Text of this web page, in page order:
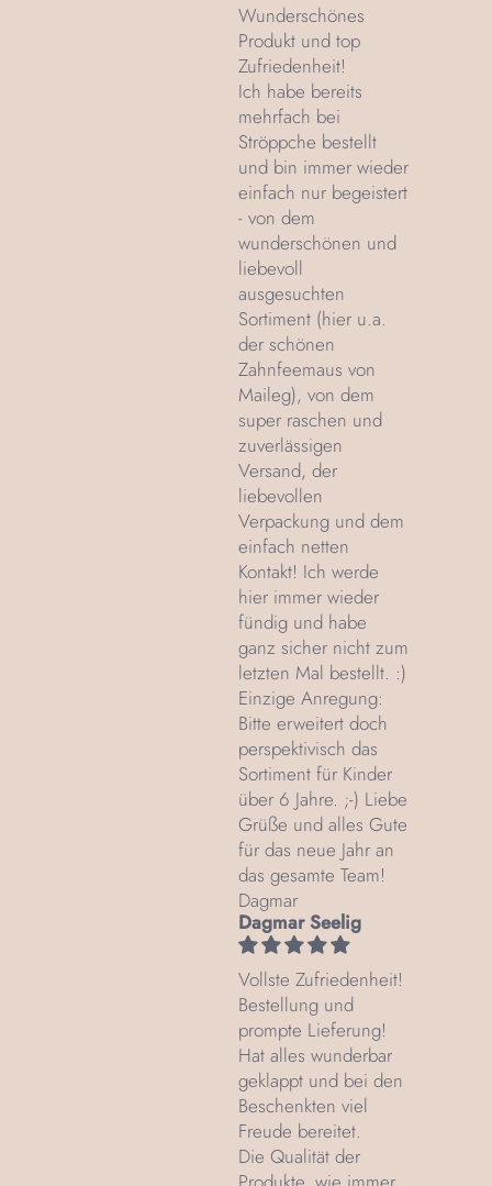
Wunderschönes
Produkt und top
Zufriedenheit!
Ich habe bereits
mehrfach bei
Ströppche bestellt
und bin immer wieder
einfach nur begeistert
- von dem
wunderschönen und
liebevoll
ausgesuchten
Sortiment (hier u.a.
der schönen
Zahnfeemaus von
Maileg), von dem
super raschen und
zuverlässigen
Versand, der
liebevollen
Verpackung und dem
einfach netten
Kontakt! Ich werde
hier immer wieder
fündig und habe
ganz sicher nicht zum
letzten Mal bestellt. :)
Einzige Anregung:
Bitte erweitert doch
perspektivisch das
Sortiment für Kinder
über 6 Jahre. ;-) Liebe
Grüße und alles Gute
für das neue Jahr an
das gesamte Team!
Dagmar
Dagmar Seelig
Vollste Zufriedenheit!
Bestellung und
prompte Lieferung!
Hat alles wunderbar
geklappt und bei den
Beschenkten viel
Freude bereitet.
Die Qualität der